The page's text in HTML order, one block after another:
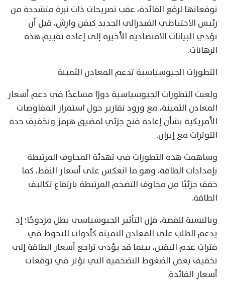
توقعاتها لرفع الفائدة، عقب تصريحات ذات نبرة متشددة من
رئيس الاحتياطي الفيدرالي الجديد كيفن وارش، قبل أن
تؤدي البيانات الاقتصادية الأخيرة إلى إعادة تقييم هذه
الرهانات.
التطورات الجيوسياسية تدعم المعادن الثمينة
ولعبت التطورات الجيوسياسية دورًا مساعدًا في دعم أسعار
المعادن الثمينة، مع ورود تقارير حول استمرار المفاوضات
الأمريكية بشأن إعادة فتح جزئي لمضيق هرمز وتخفيف حدة
التوترات مع إيران.
وساهمت هذه التطورات في تهدئة المخاوف المرتبطة
بإمدادات الطاقة، وهو ما انعكس على أسعار النفط، كما
خفف جزئيًا من مخاوف التضخم المرتبطة بارتفاع تكاليف
الطاقة.
وبالنسبة للفضة، فإن التأثير الجيوسياسي يظل مزدوجًا؛ إذ
يدعم الطلب على المعادن الثمينة كأدوات للتحوط في
فترات عدم اليقين، بينما قد يؤدي تراجع أسعار الطاقة إلى
تخفيف بعض الضغوط التضخمية التي تؤثر في توقعات
أسعار الفائدة.